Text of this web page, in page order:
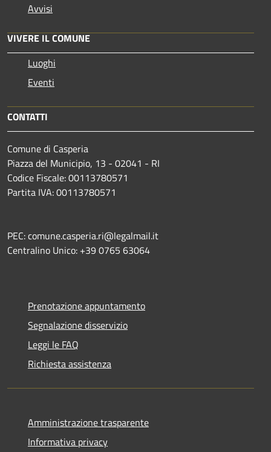
Avvisi
VIVERE IL COMUNE
Luoghi
Eventi
CONTATTI
Comune di Casperia
Piazza del Municipio, 13 - 02041 - RI
Codice Fiscale: 00113780571
Partita IVA: 00113780571
PEC: comune.casperia.ri@legalmail.it
Centralino Unico: +39 0765 63064
Prenotazione appuntamento
Segnalazione disservizio
Leggi le FAQ
Richiesta assistenza
Amministrazione trasparente
Informativa privacy